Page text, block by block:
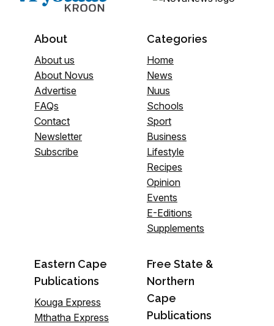
About
About us
About Novus
Advertise
FAQs
Contact
Newsletter
Subscribe
Categories
Home
News
Nuus
Schools
Sport
Business
Lifestyle
Recipes
Opinion
Events
E-Editions
Supplements
Eastern Cape
Publications
Kouga Express
Mthatha Express
Free State &
Northern
Cape
Publications